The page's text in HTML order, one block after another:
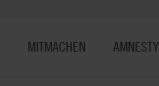
MITMACHEN AMNESTY